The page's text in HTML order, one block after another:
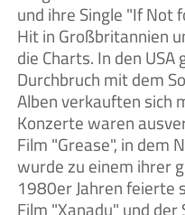
und ihre Single "If Not
Hit in Großbritannien
die Charts. In den
Durchbruch mit dem
Alben verkauften sich
Konzerte waren
Film "Grease", in dem
wurde zu einem ihrer
1980er Jahren